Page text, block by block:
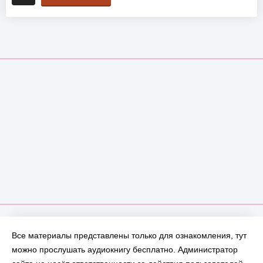
Все материалы представлены только для ознакомления, тут
можно прослушать аудиокнигу бесплатно. Администратор